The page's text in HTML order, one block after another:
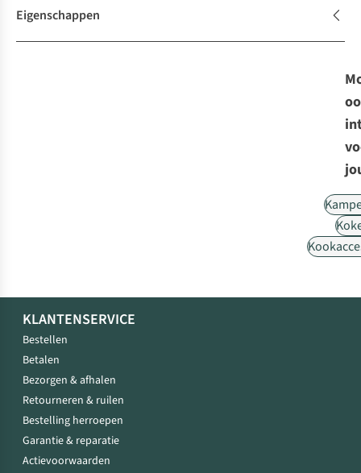
Eigenschappen
KLANTENSERVICE
Bestellen
Betalen
Bezorgen & afhalen
Retourneren & ruilen
Bestelling herroepen
Garantie & reparatie
Actievoorwaarden